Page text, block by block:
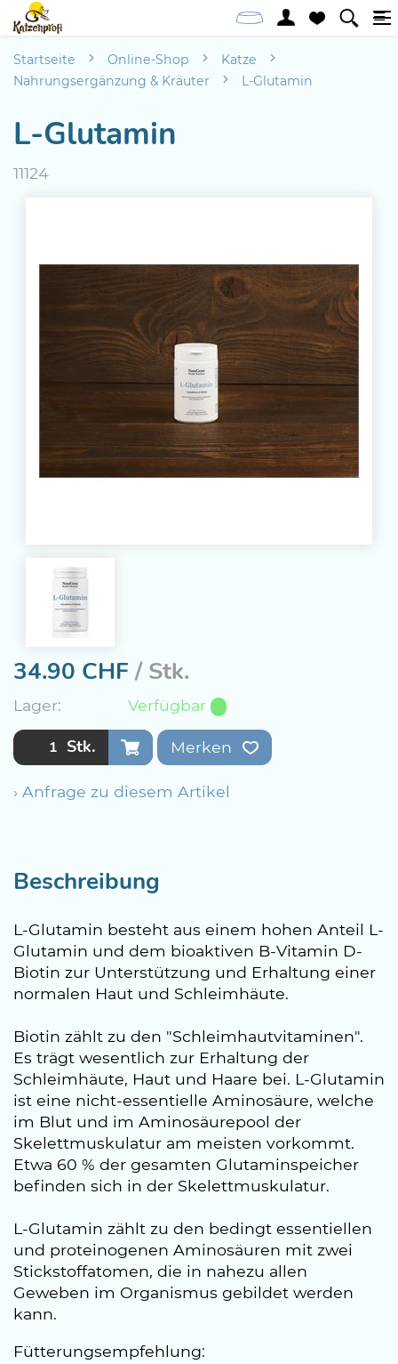
Startseite Online-Shop
Katze
Nahrungsergänzung & Kräuter
L-Glutamin
L-Glutamin
11124
34.90 CHF/ Stk.
Lager: Verfügbar
Stk. Merken
› Anfrage zu diesem Artikel
Beschreibung
L-Glutamin besteht aus einem hohen Anteil L-
Glutamin und dem bioaktiven B-Vitamin D-
Biotin zur Unterstützung und Erhaltung einer
normalen Haut und Schleimhäute.
Biotin zählt zu den "Schleimhautvitaminen".
Es trägt wesentlich zur Erhaltung der
Schleimhäute, Haut und Haare bei. L-Glutamin
ist eine nicht-essentielle Aminosäure, welche
im Blut und im Aminosäurepool der
Skelettmuskulatur am meisten vorkommt.
Etwa 60 % der gesamten Glutaminspeicher
befinden sich in der Skelettmuskulatur.
L-Glutamin zählt zu den bedingt essentiellen
und proteinogenen Aminosäuren mit zwei
Stickstoffatomen, die in nahezu allen
Geweben im Organismus gebildet werden
kann.
Fütterungsempfehlung: